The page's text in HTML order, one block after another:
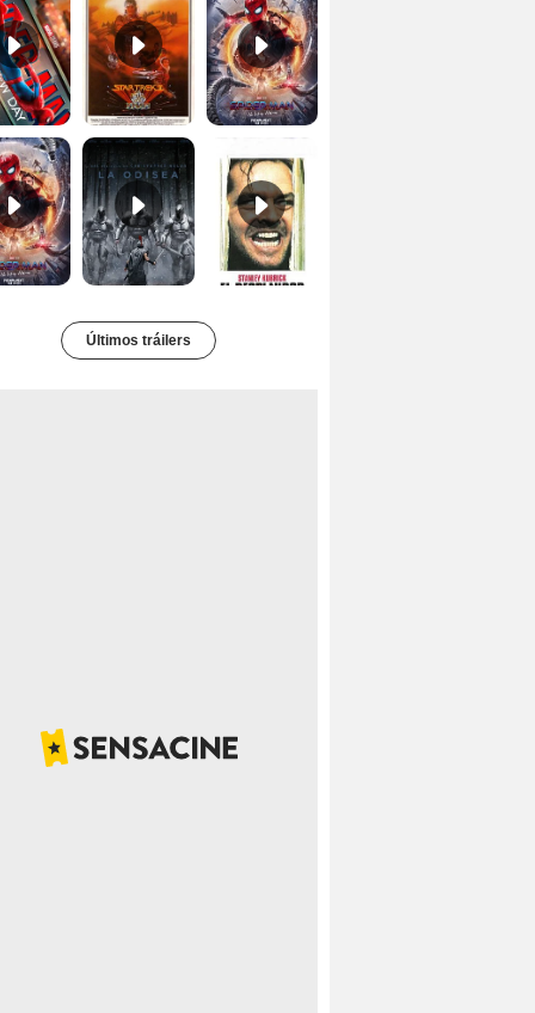
Tráiler 'Spider-Man: No Way Home' La Odisea Tráiler (3) El resplandor Tráiler
Últimos tráilers